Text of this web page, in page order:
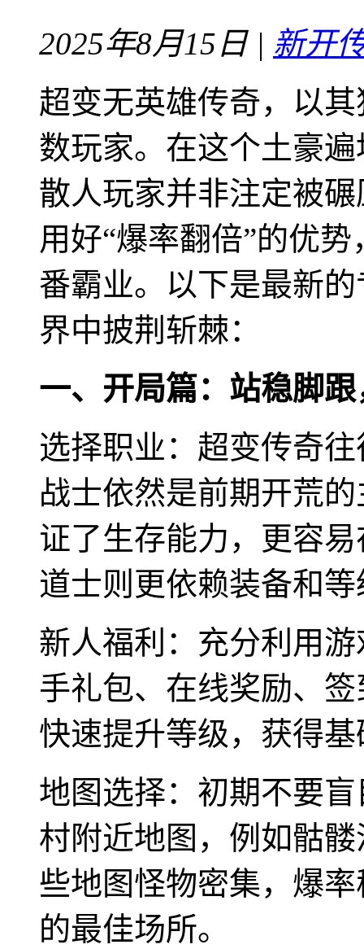
2025年8月15日 | 新开
超变无英雄传奇，以
数玩家。在这个土豪
散人玩家并非注定被
用好“爆率翻倍”的优
番霸业。以下是最新
界中披荆斩棘：
一、开局篇：站稳脚
选择职业：超变传奇
战士依然是前期开荒
证了生存能力，更容
道士则更依赖装备和
新人福利：充分利用
手礼包、在线奖励、
快速提升等级，获得
地图选择：初期不要
村附近地图，例如骷
些地图怪物密集，爆
的最佳场所。